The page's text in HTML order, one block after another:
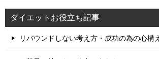
ダイエットお役立ち記事
リバウンドしない考え方・成功の為の心構え